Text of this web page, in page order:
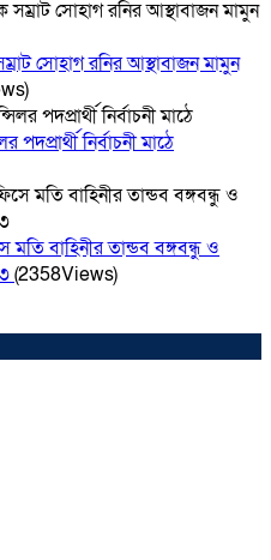
সোহাগ রনির আস্থাবাজন মামুন
নির্বাচনী মাঠে
মতি বাহিনীর তান্ডব বঙ্গবন্ধু ও
(2358Views)